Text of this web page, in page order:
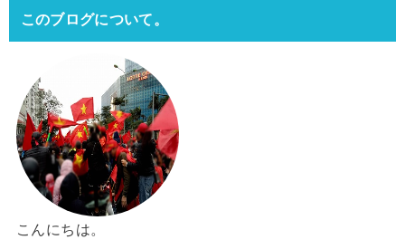
このブログについて。
こんにちは。